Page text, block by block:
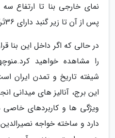
پس از آن تا زیر گنبد دارای 36تَرک یا نیم استوانه است.
در حالی که اگر داخل این بنا
را مشاهده خواهید
شیفته تاریخ و تمدن ایران
این برج، آنالیز های میدانی
ویژگی ها و کاربردهای خاصی
دارد و ساخته خواجه